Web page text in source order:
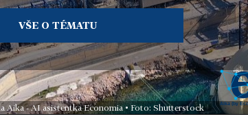
VŠE O TÉMATU
Aika - AI asistentka Economia • Foto: Shutterstock